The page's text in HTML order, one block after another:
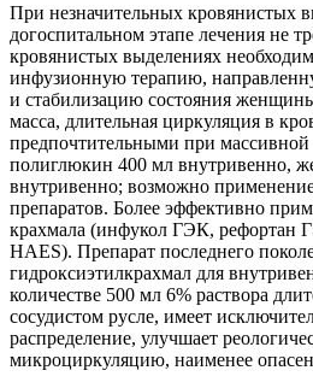
При незначительных кровянистых
догоспитальном этапе лечения не
кровянистых выделениях
инфузионную терапию,
и стабилизацию состояния
масса, длительная циркуляция в
предпочтительными при массивной
полиглюкин 400 мл внутривенно,
внутривенно; возможно
препаратов. Более эффективно
крахмала (инфукол ГЭК, рефортан
HAES). Препарат последнего
гидроксиэтилкрахмал для
количестве 500 мл 6% раствора
сосудистом русле, имеет
распределение, улучшает
микроциркуляцию, наименее